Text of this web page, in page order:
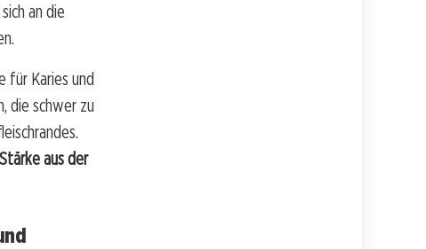
an die
für Karies und
die schwer zu
aus der